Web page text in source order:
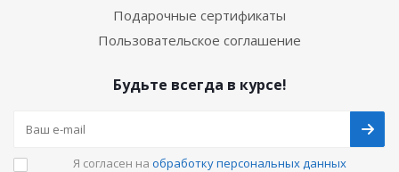
Подарочные сертификаты
Пользовательское соглашение
Будьте всегда в курсе!
Я согласен на обработку персональных данных